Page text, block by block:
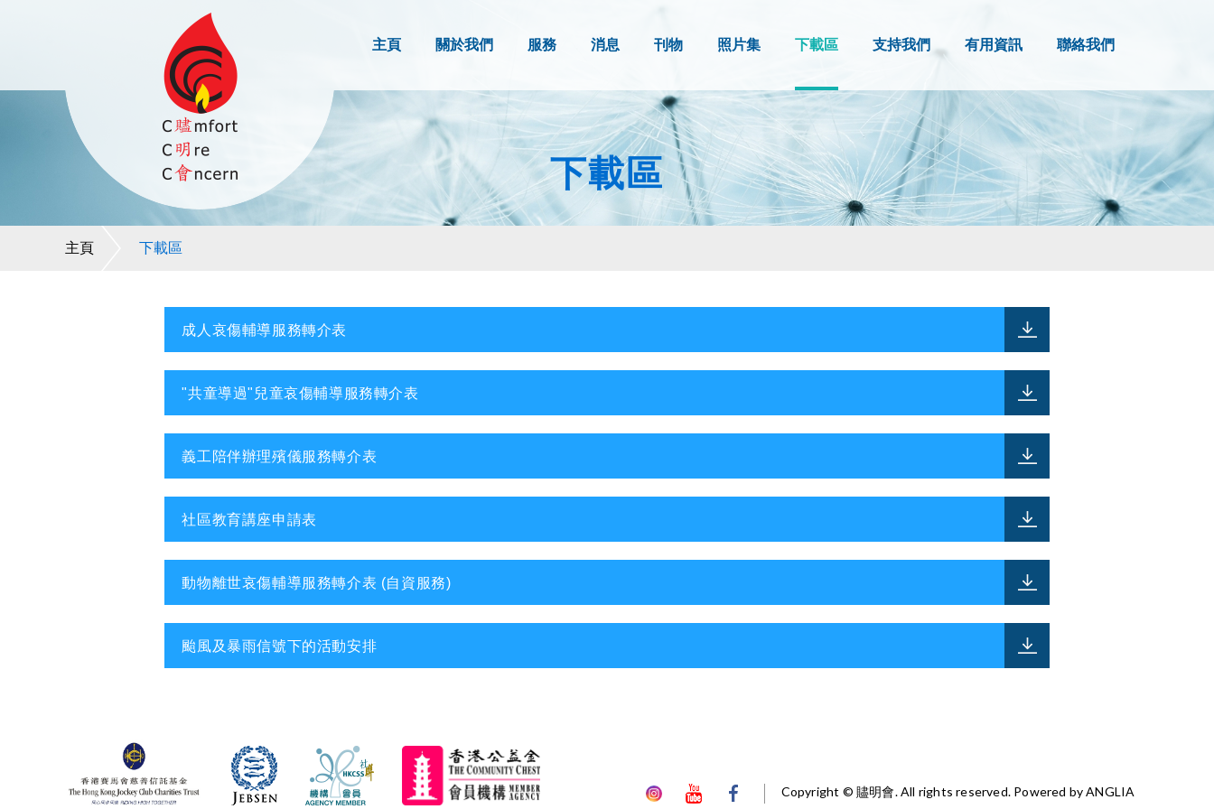
主頁 關於我們 服務 消息 刊物 照片集 下載區 支持我們 有用資訊 聯絡我們
下載區
主頁 下載區
成人哀傷輔導服務轉介表
"共童導過"兒童哀傷輔導服務轉介表
義工陪伴辦理殯儀服務轉介表
社區教育講座申請表
動物離世哀傷輔導服務轉介表 (自資服務)
颱風及暴雨信號下的活動安排
Copyright © 贐明會. All rights reserved. Powered byANGLIA